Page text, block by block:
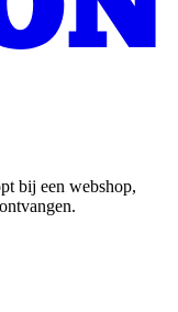
bij een webshop,